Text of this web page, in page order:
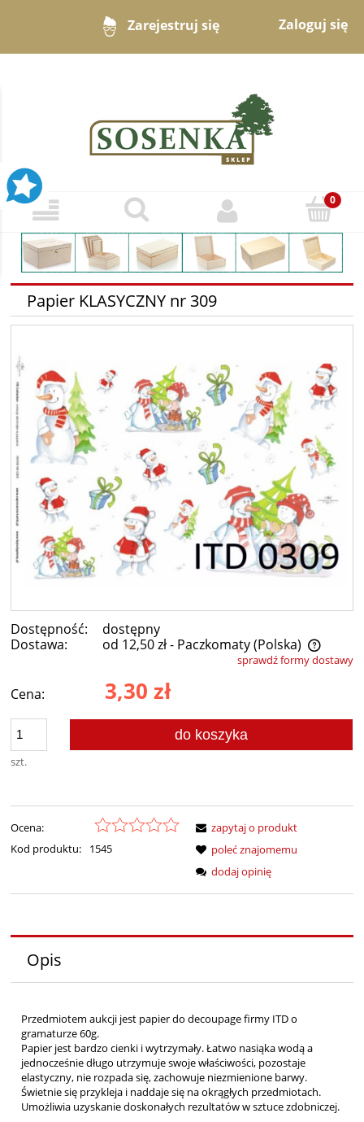
Zarejestruj się Zaloguj się
Papier KLASYCZNY nr 309
Dostępność:
dostępny
Dostawa:
od 12,50 zł- Paczkomaty(Polska)
Cena nie zawiera ewentualnych kosztów płatnościsprawdź formy dostawy
Cena: 3,30 zł
szt.
do koszyka
Ocena:
Kod produktu:
1545
zapytaj o produkt
poleć znajomemu
dodaj opinię
Opis
Przedmiotem aukcji jest papier do decoupage firmy ITD o
gramaturze 60g.
Papier jest bardzo cienki i wytrzymały. Łatwo nasiąka wodą a
jednocześnie długo utrzymuje swoje właściwości, pozostaje
elastyczny, nie rozpada się, zachowuje niezmienione barwy.
Świetnie się przykleja i naddaje się na okrągłych przedmiotach.
Umożliwia uzyskanie doskonałych rezultatów w sztuce zdobniczej.